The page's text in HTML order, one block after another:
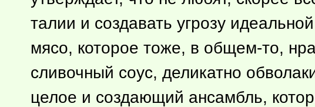
талии и создавать угрозу
мясо, которое тоже, в общем-то,
сливочный соус, деликатно
целое и создающий ансамбль,